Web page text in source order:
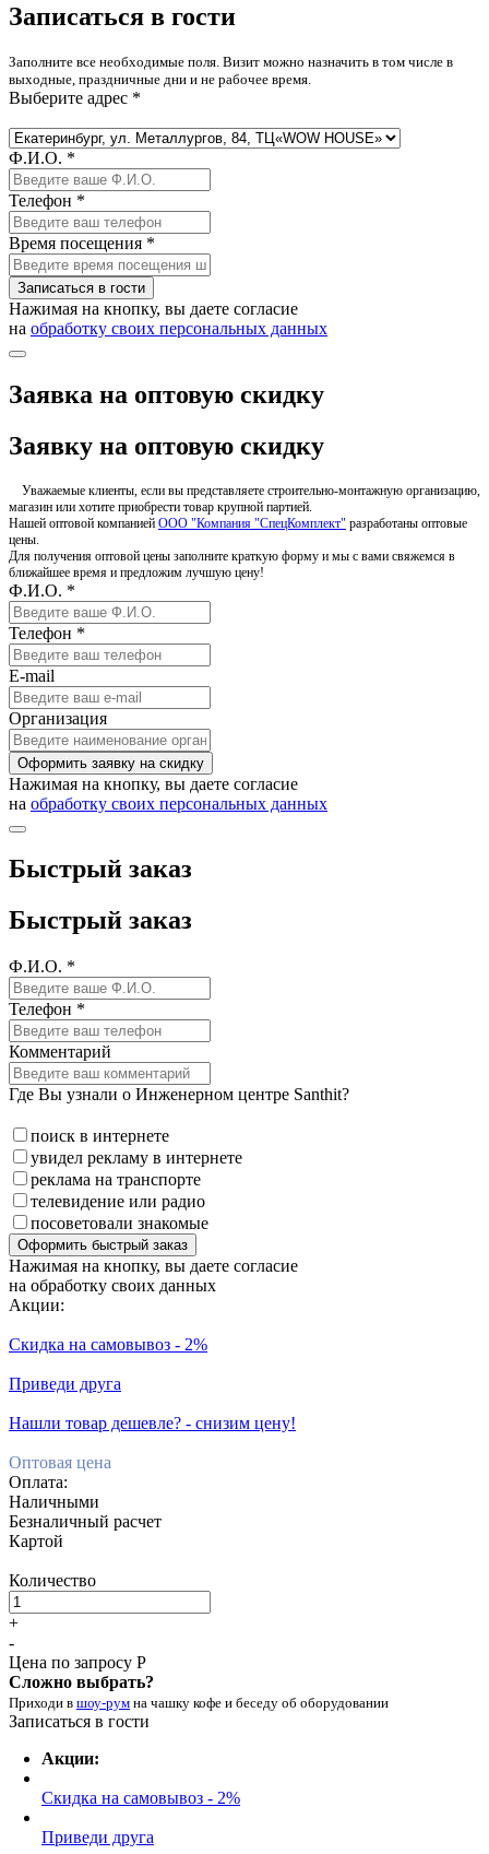
Записаться в гости
Заполните все необходимые поля. Визит можно назначить в том числе в
выходные, праздничные дни и не рабочее время.
Выберите адрес *
Ф.И.О. *
Телефон *
Время посещения *
Записаться в гости
Нажимая на кнопку, вы даете согласие
на обработку своих персональных данных
Заявка на оптовую скидку
Заявку на оптовую скидку
Уважаемые клиенты, если вы представляете строительно-монтажную организацию,
магазин или хотите приобрести товар крупной партией.
Нашей оптовой компанией ООО "Компания "СпецКомплект" разработаны оптовые
цены.
Для получения оптовой цены заполните краткую форму и мы с вами свяжемся в
ближайшее время и предложим лучшую цену!
Ф.И.О. *
Телефон *
E-mail
Организация
Оформить заявку на скидку
Нажимая на кнопку, вы даете согласие
на обработку своих персональных данных
Быстрый заказ
Быстрый заказ
Ф.И.О. *
Телефон *
Комментарий
Где Вы узнали о Инженерном центре Santhit?
поиск в интернете
увидел рекламу в интернете
реклама на транспорте
телевидение или радио
посоветовали знакомые
Оформить быстрый заказ
Нажимая на кнопку, вы даете согласие
на обработку своих данных
Акции:
Скидка на самовывоз - 2%
Приведи друга
Нашли товар дешевле? - снизим цену!
Оптовая цена
Оплата:
Наличными
Безналичный расчет
Картой
Количество
+
-
Цена по запросу Р
Сложно выбрать?
Приходи в шоу-рум на чашку кофе и беседу об оборудовании
Записаться в гости
Акции:
Скидка на самовывоз - 2%
Приведи друга